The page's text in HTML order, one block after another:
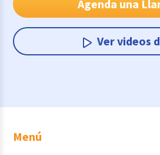
Agenda una
Ver videos
Menú